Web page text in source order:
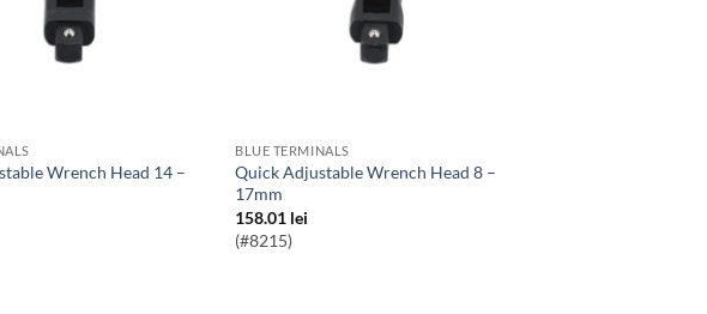
BLUE TERMINALS
Quick Adjustable Wrench Head 8 –
17mm
158.01 lei
(#8215)